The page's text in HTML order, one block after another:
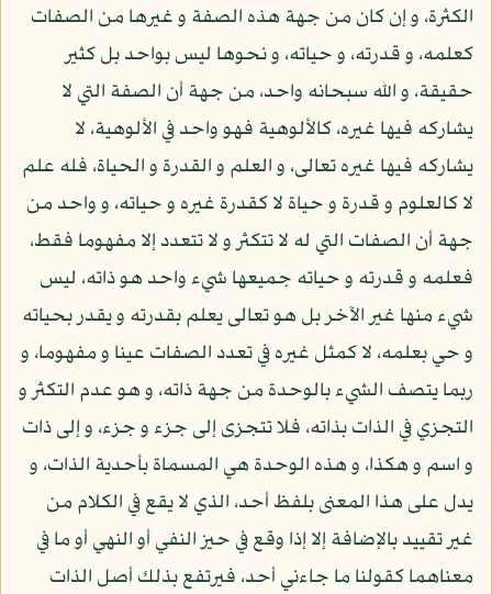
الكثرة، و إن كان من جهة هذه الصفة و غيرها من الصفات
كعلمه، و قدرته، و حياته، و نحوها ليس بواحد بل كثير
حقيقة، و الله سبحانه واحد، من جهة أن الصفة التي لا
يشاركه فيها غيره، كالألوهية فهو واحد في الألوهية، لا
يشاركه فيها غيره تعالى، و العلم و القدرة و الحياة، فله علم
لا كالعلوم و قدرة و حياة لا كقدرة غيره و حياته، و واحد من
جهة أن الصفات التي له لا تتكثر و لا تتعدد إلا مفهوما فقط،
فعلمه و قدرته و حياته جميعها شيء واحد هو ذاته، ليس
شيء منها غير الآخر بل هو تعالى يعلم بقدرته و يقدر بحياته
و حي بعلمه، لا كمثل غيره في تعدد الصفات عينا و مفهوما، و
ربما يتصف الشيء بالوحدة من جهة ذاته، و هو عدم التكثر و
التجزي في الذات بذاته، فلا تتجزى إلى جزء و جزء، و إلى ذات
و اسم و هكذا، و هذه الوحدة هي المسماة بأحدية الذات، و
يدل على هذا المعنى بلفظ أحد، الذي لا يقع في الكلام من
غير تقييد بالإضافة إلا إذا وقع في حيز النفي أو النهي أو ما في
معناهما كقولنا ما جاءني أحد، فيرتفع بذلك أصل الذات